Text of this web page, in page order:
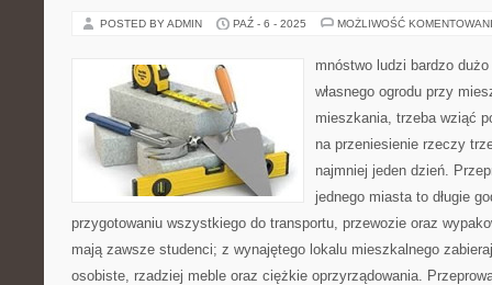
POSTED BY ADMIN PAŹ - 6 - 2025 MOŻLIWOŚĆ
mnóstwo ludzi bardzo
własnego ogrodu przy
mieszkania, trzeba wziąć
na przeniesienie rzeczy
najmniej jeden dzień.
jednego miasta to długie
przygotowaniu wszystkiego do transportu, przewozie oraz
mają zawsze studenci; z wynajętego lokalu mieszkalnego
osobiste, rzadziej meble oraz ciężkie oprzyrządowania.